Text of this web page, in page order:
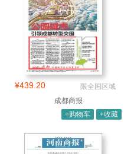
¥439.20
限全国区域
成都商报
+购物车
+收藏